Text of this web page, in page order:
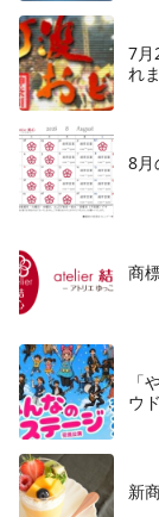
7月
れ
8月
商
「
ウ
新